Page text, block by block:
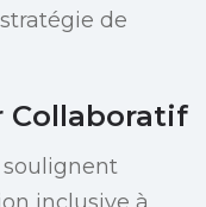
de
Collaboratif
soulignent